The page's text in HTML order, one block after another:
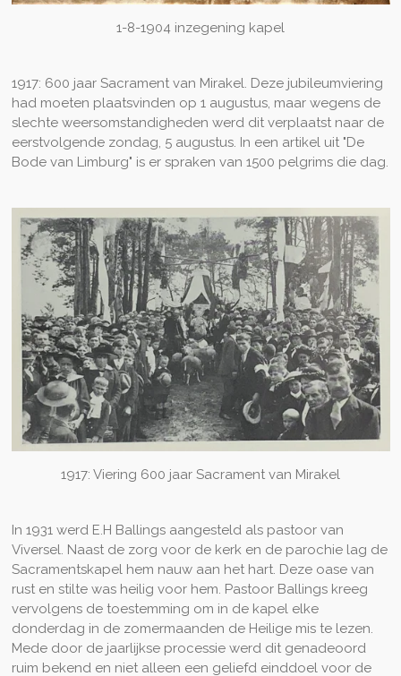
1-8-1904 inzegening kapel
1917: 600 jaar Sacrament van Mirakel. Deze jubileumviering
had moeten plaatsvinden op 1 augustus, maar wegens de
slechte weersomstandigheden werd dit verplaatst naar de
eerstvolgende zondag, 5 augustus. In een artikel uit "De
Bode van Limburg" is er spraken van 1500 pelgrims die dag.
1917: Viering 600 jaar Sacrament van Mirakel
In 1931 werd E.H Ballings aangesteld als pastoor van
Viversel. Naast de zorg voor de kerk en de parochie lag de
Sacramentskapel hem nauw aan het hart. Deze oase van
rust en stilte was heilig voor hem. Pastoor Ballings kreeg
vervolgens de toestemming om in de kapel elke
donderdag in de zomermaanden de Heilige mis te lezen.
Mede door de jaarlijkse processie werd dit genadeoord
ruim bekend en niet alleen een geliefd einddoel voor de